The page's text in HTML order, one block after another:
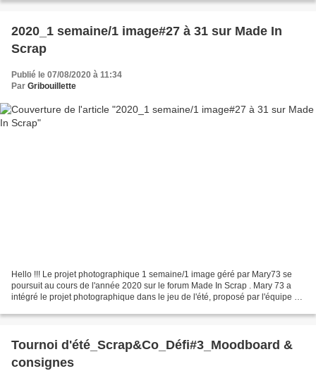
2020_1 semaine/1 image#27 à 31 sur Made In
Scrap
Publié le 07/08/2020 à 11:34
Par Gribouillette
Hello !!! Le projet photographique 1 semaine/1 image géré par Mary73 se
poursuit au cours de l'année 2020 sur le forum Made In Scrap . Mary 73 a
intégré le projet photographique dans le jeu de l'été, proposé par l'équipe du
Tournoi d'été_Scrap&Co_Défi#3_Moodboard &
consignes